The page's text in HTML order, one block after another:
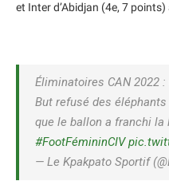
et Inter d’Abidjan (4e, 7
Éliminatoires CAN 2022 :
But refusé des
que le ballon a franchi la
#FootFémininCIV
— Le Kpakpato Sportif